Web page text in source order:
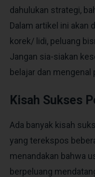
dahulukan strategi,
Dalam artikel ini akan
korek/ lidi, peluang
Jangan sia-siakan
belajar dan mengenal
Kisah Sukses
Ada banyak kisah
yang terekspos
menandakan bahwa
berpeluang